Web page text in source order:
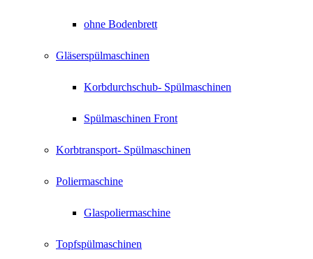
ohne Bodenbrett
Gläserspülmaschinen
Korbdurchschub- Spülmaschinen
Spülmaschinen Front
Korbtransport- Spülmaschinen
Poliermaschine
Glaspoliermaschine
Topfspülmaschinen